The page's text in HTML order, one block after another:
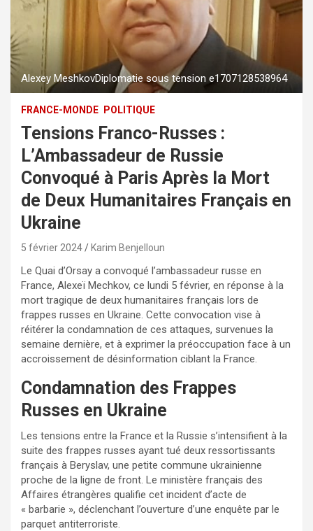
Alexey MeshkovDiplomatie sous tension e1707128538964
FRANCE-MONDE POLITIQUE
Tensions Franco-Russes :
L’Ambassadeur de Russie
Convoqué à Paris Après la Mort
de Deux Humanitaires Français en
Ukraine
5 février 2024 Karim Benjelloun
Le Quai d’Orsay a convoqué l’ambassadeur russe en
France, Alexeï Mechkov, ce lundi 5 février, en réponse à la
mort tragique de deux humanitaires français lors de
frappes russes en Ukraine. Cette convocation vise à
réitérer la condamnation de ces attaques, survenues la
semaine dernière, et à exprimer la préoccupation face à un
accroissement de désinformation ciblant la France.
Condamnation des Frappes
Russes en Ukraine
Les tensions entre la France et la Russie s’intensifient à la
suite des frappes russes ayant tué deux ressortissants
français à Beryslav, une petite commune ukrainienne
proche de la ligne de front. Le ministère français des
Affaires étrangères qualifie cet incident d’acte de
« barbarie », déclenchant l’ouverture d’une enquête par le
parquet antiterroriste.